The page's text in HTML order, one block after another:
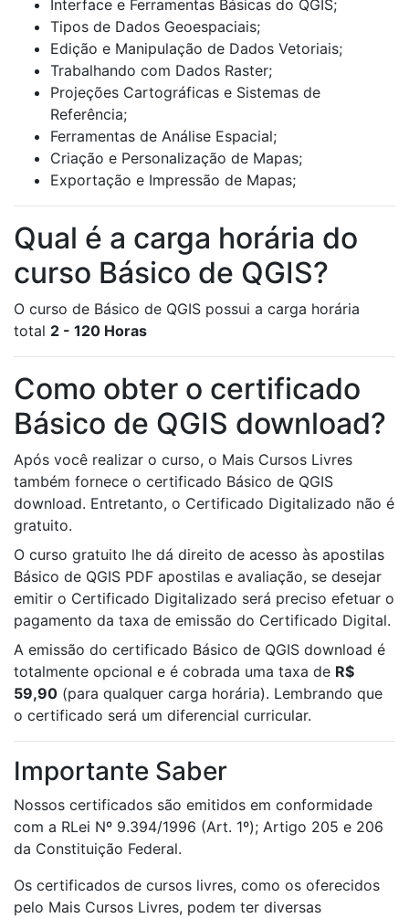
Interface e Ferramentas Básicas do QGIS;
Tipos de Dados Geoespaciais;
Edição e Manipulação de Dados Vetoriais;
Trabalhando com Dados Raster;
Projeções Cartográficas e Sistemas de
Referência;
Ferramentas de Análise Espacial;
Criação e Personalização de Mapas;
Exportação e Impressão de Mapas;
Qual é a carga horária do
curso Básico de QGIS?
O curso de Básico de QGIS possui a carga horária
total 2 - 120 Horas
Como obter o certificado
Básico de QGIS download?
Após você realizar o curso, o Mais Cursos Livres
também fornece o certificado Básico de QGIS
download. Entretanto, o Certificado Digitalizado não é
gratuito.
O curso gratuito lhe dá direito de acesso às apostilas
Básico de QGIS PDF apostilas e avaliação, se desejar
emitir o Certificado Digitalizado será preciso efetuar o
pagamento da taxa de emissão do Certificado Digital.
A emissão do certificado Básico de QGIS download é
totalmente opcional e é cobrada uma taxa de R$
59,90 (para qualquer carga horária). Lembrando que
o certificado será um diferencial curricular.
Importante Saber
Nossos certificados são emitidos em conformidade
com a RLei Nº 9.394/1996 (Art. 1º); Artigo 205 e 206
da Constituição Federal.
Os certificados de cursos livres, como os oferecidos
pelo Mais Cursos Livres, podem ter diversas